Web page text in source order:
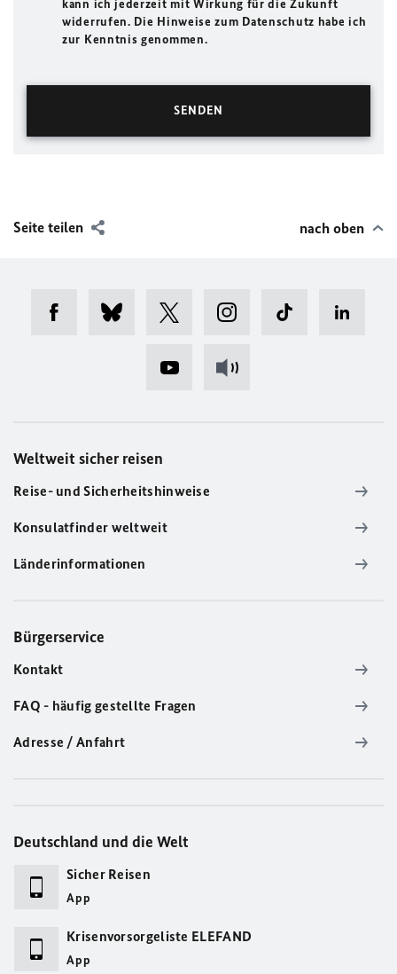
kann ich jederzeit mit Wirkung für die Zukunft
widerrufen. Die Hinweise zum Datenschutz habe ich
zur Kenntnis genommen.
Seite teilen nach oben
Weltweit sicher reisen
Reise- und Sicherheitshinweise
Konsulatfinder weltweit
Länderinformationen
Bürgerservice
Kontakt
FAQ - häufig gestellte Fragen
Adresse / Anfahrt
Deutschland und die Welt
Sicher Reisen
App
Krisenvorsorgeliste ELEFAND
App